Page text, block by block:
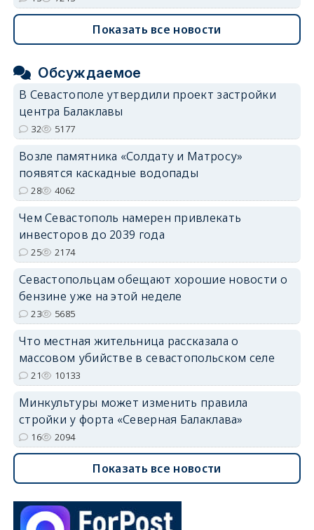
Показать все новости
Обсуждаемое
В Севастополе утвердили проект застройки
центра Балаклавы
32 5177
Возле памятника «Солдату и Матросу»
появятся каскадные водопады
28 4062
Чем Севастополь намерен привлекать
инвесторов до 2039 года
25 2174
Севастопольцам обещают хорошие новости о
бензине уже на этой неделе
23 5685
Что местная жительница рассказала о
массовом убийстве в севастопольском селе
21 10133
Минкультуры может изменить правила
стройки у форта «Северная Балаклава»
16 2094
Показать все новости